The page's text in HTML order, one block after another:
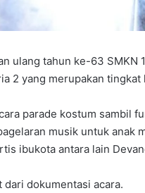
ulang tahun ke-63 SMKN
2 yang merupakan
parade kostum sambil
musik untuk anak
ibukota antara lain
dokumentasi acara.